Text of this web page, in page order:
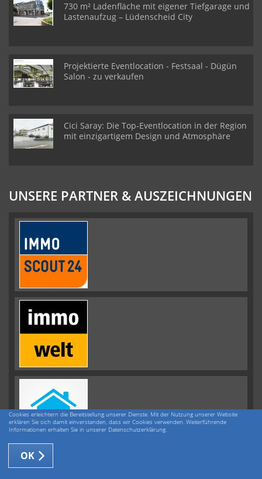
Cookies erleichtern die Bereitstellung unserer Dienste. Mit der Nutzung unserer Website
erklären Sie sich damit einverstanden, dass wir Cookies verwenden. Weiterführende
Informationen erhalten Sie in unserer Datenschutzerklärung.
OK
730 m² Ladenfläche mit eigener Tiefgarage und
Lastenaufzug – Lüdenscheid City
Projektierte Eventlocation - Festsaal - Dügün
Salon - zu verkaufen
Cici Saray: Die Top-Eventlocation in der Region
mit einzigartigem Design und Atmosphäre
UNSERE PARTNER & AUSZEICHNUNGEN